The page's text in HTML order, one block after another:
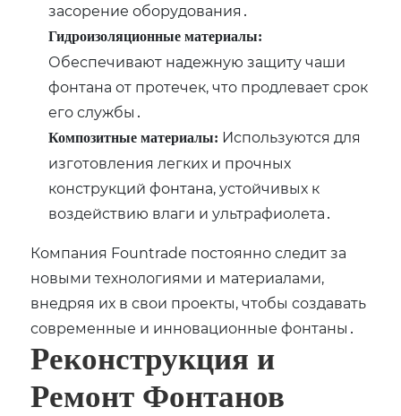
засорение оборудования․
Гидроизоляционные материалы:
Обеспечивают надежную защиту чаши
фонтана от протечек‚ что продлевает срок
его службы․
Композитные материалы: Используются для
изготовления легких и прочных
конструкций фонтана‚ устойчивых к
воздействию влаги и ультрафиолета․
Компания Fountrade постоянно следит за
новыми технологиями и материалами‚
внедряя их в свои проекты‚ чтобы создавать
современные и инновационные фонтаны․
Реконструкция и
Ремонт Фонтанов